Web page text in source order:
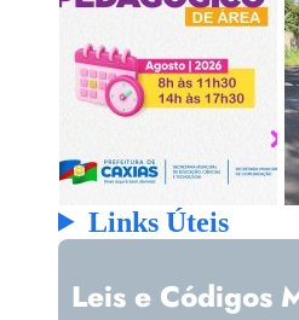
Links Úteis
Leis e Códigos